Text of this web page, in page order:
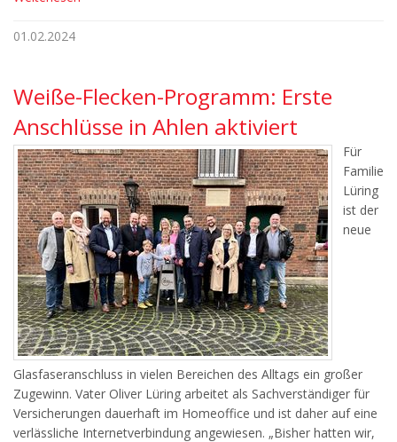
01.02.2024
Weiße-Flecken-Programm: Erste
Anschlüsse in Ahlen aktiviert
Für
Familie
Lüring
ist der
neue
Glasfaseranschluss in vielen Bereichen des Alltags ein großer
Zugewinn. Vater Oliver Lüring arbeitet als Sachverständiger für
Versicherungen dauerhaft im Homeoffice und ist daher auf eine
verlässliche Internetverbindung angewiesen. „Bisher hatten wir,